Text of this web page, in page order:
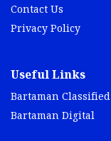
Contact Us
Privacy Policy
Useful Links
Bartaman Classified
Bartaman Digital